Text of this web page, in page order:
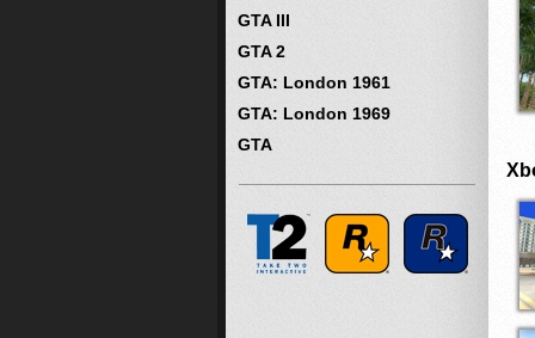
GTA III
GTA 2
GTA: London 1961
GTA: London 1969
GTA